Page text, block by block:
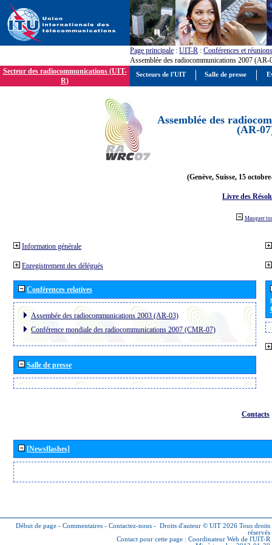
Page principale : UIT-R : Conférences et réunions
Assemblée des radiocommunications 2007 (AR-
Secteur des radiocommunications (UIT-
R)
Assemblée des
(AR-
(Genève, Suisse, 15
Livre des
Masquer
Information générale
Enregistrement des délégués
Conférences relatives
Assembée des radiocommunications 2003 (AR-03)
Conférence mondiale des radiocommunications 2007 (CMR-07)
Salle de presse
Contacts
[Newsflashes]
Début de page - Commentaires - Contactez-nous - Droits d'auteur © UIT 2026 Tous droits
réservés
Contact pour cette page : Coordinateur Web de l'UIT-R
Secteurs de l'UIT Salle de presse